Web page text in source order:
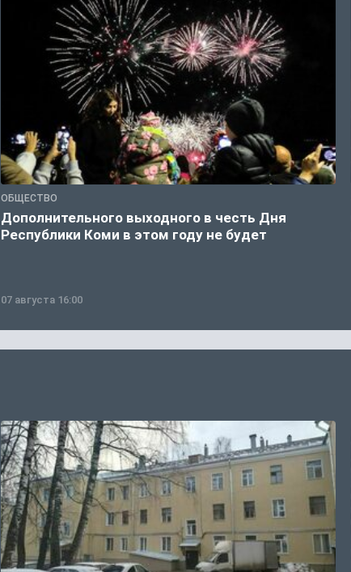
ОБЩЕСТВО
Дополнительного выходного в честь Дня
Республики Коми в этом году не будет
07 августа 16:00